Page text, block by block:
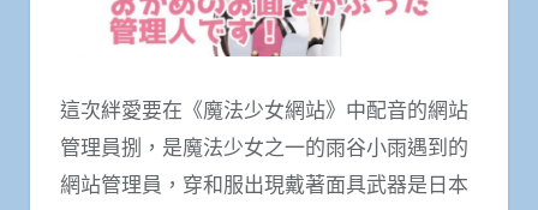
這次絆愛要在《魔法少女網站》中配音的網站
管理員捌，是魔法少女之一的雨谷小雨遇到的
網站管理員，穿和服出現戴著面具武器是日本